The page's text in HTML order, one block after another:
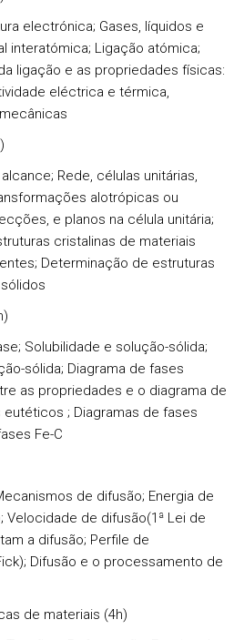
electrónica; Gases, líquidos e
interatómica; Ligação atómica;
ligação e as propriedades físicas:
eléctrica e térmica,
Rede, células unitárias,
alotrópicas ou
e planos na célula unitária;
cristalinas de materiais
Determinação de estruturas
Solubilidade e solução-sólida;
sólida; Diagrama de fases
as propriedades e o diagrama de
; Diagramas de fases
Fe-C
de difusão; Energia de
Velocidade de difusão(1ª Lei de
a difusão; Perfile de
Difusão e o processamento de
de materiais (4h)